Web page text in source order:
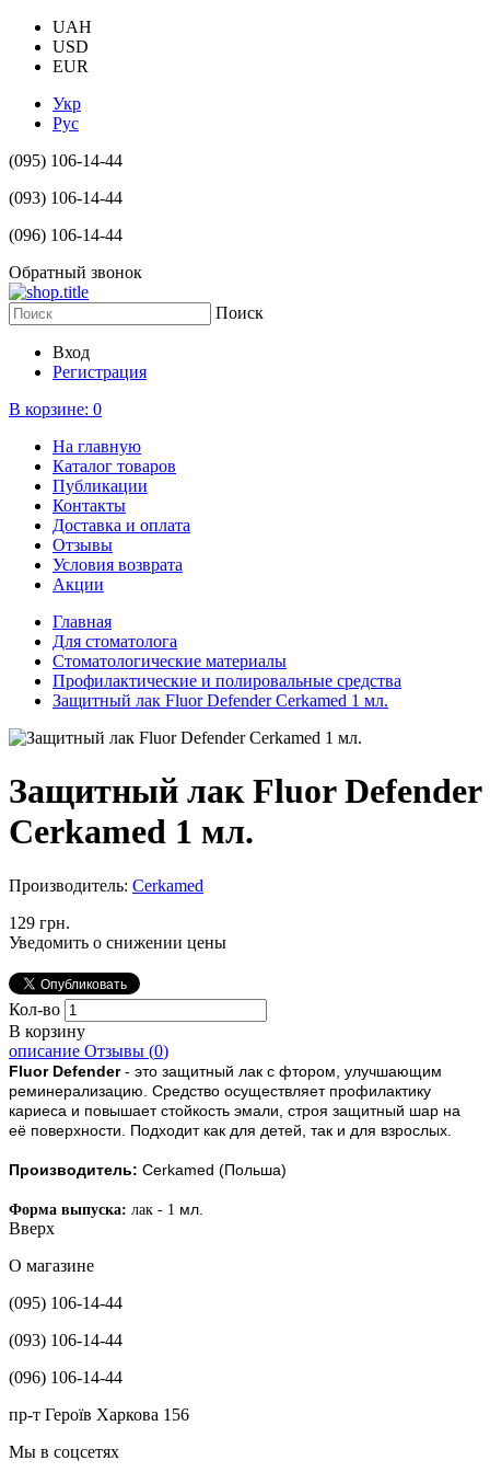
UAH
USD
EUR
Укр
Рус
(095) 106-14-44
(093) 106-14-44
(096) 106-14-44
Обратный звонок
Поиск
Вход
Регистрация
В корзине: 0
На главную
Каталог товаров
Публикации
Контакты
Доставка и оплата
Отзывы
Условия возврата
Акции
Главная
Для стоматолога
Стоматологические материалы
Профилактические и полировальные средства
Защитный лак Fluor Defender Cerkamed 1 мл.
Защитный лак Fluor Defender
Cerkamed 1 мл.
Производитель: Cerkamed
129 грн.
Уведомить о снижении цены
Кол-во
В корзину
описание Отзывы (0)
Fluor Defender- это защитный лак с фтором, улучшающим
реминерализацию. Средство осуществляет профилактику
кариеса и повышает стойкость эмали, строя защитный шар на
её поверхности. Подходит как для детей, так и для взрослых.
Производитель: Cerkamed (Польша)
Форма выпуска: лак - 1 мл.
Вверх
О магазине
(095) 106-14-44
(093) 106-14-44
(096) 106-14-44
пр-т Героїв Харкова 156
Мы в соцсетях